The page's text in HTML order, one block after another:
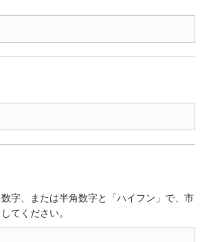
数字、または半角数字と「ハイフン」で、市
てください。